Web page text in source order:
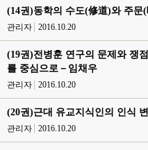
(14권)동학의 수도(修道)와 주문
관리자 2016.10.20
(19권)전병훈 연구의 문제와 쟁
를 중심으로－임채우
관리자 2016.10.20
(20권)근대 유교지식인의 인식
관리자 2016.10.20